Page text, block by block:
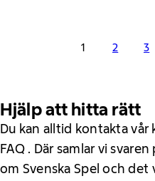
1 2 3
Hjälp att hitta rätt
Du kan alltid kontakta vår
FAQ . Där samlar vi
om Svenska Spel och det